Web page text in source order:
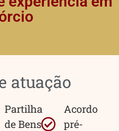
atuação
Partilha
de Bens
Acordo
pré-